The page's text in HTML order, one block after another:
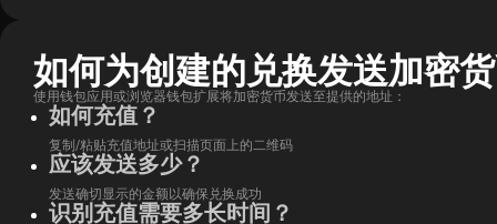
如何为创建的兑换发送加密
使用钱包应用或浏览器钱包扩展将加密货币发送至提供的地址：
如何充值？
复制/粘贴充值地址或扫描页面上的二维码
应该发送多少？
发送确切显示的金额以确保兑换成功
识别充值需要多长时间？